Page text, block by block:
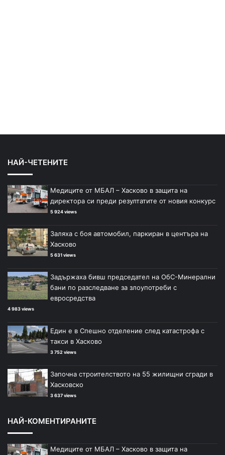
НАЙ-ЧЕТЕНИТЕ
Медиците от МБАЛ – Хасково в защита на
директора си преди резултатите от новия конкурс
5 924 views
Заляха с боя автомобил, паркиран в центъра на
Хасково
5 631 views
Задържаха бивш председател на ОбС-Минерални
бани по разследване за злоупотреби с
евросредства
4 983 views
Един е в Спешно отделение след катастрофа с
такси в Хасково
3 752 views
Започна строителството на 55 жилищни сгради в
Хасковско
3 637 views
НАЙ-КОМЕНТИРАНИТЕ
Медиците от МБАЛ – Хасково в защита на